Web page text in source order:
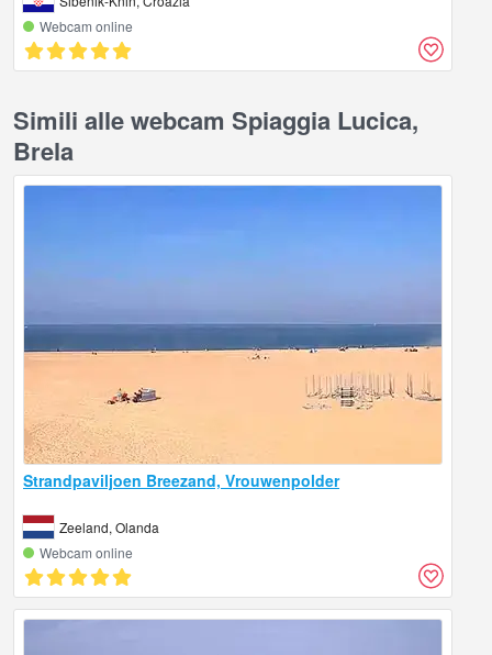
Webcam online
Simili alle webcam Spiaggia Lucica,
Brela
Strandpaviljoen Breezand, Vrouwenpolder
Zeeland, Olanda
Webcam online